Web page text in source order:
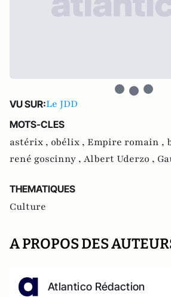
VU SUR:Le JDD
MOTS-CLES
astérix , obélix , Empire romain ,
rené goscinny , Albert Uderzo ,
THEMATIQUES
Culture
A PROPOS DES
Atlantico Rédaction